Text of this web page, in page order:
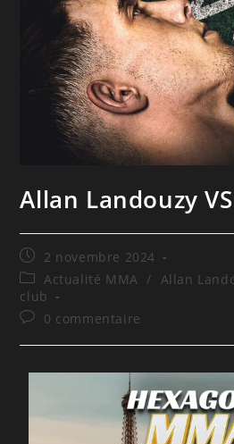
Allan Landouzy
2 novembre 2024
Actualité MMA / Allan
club
0 commentaire